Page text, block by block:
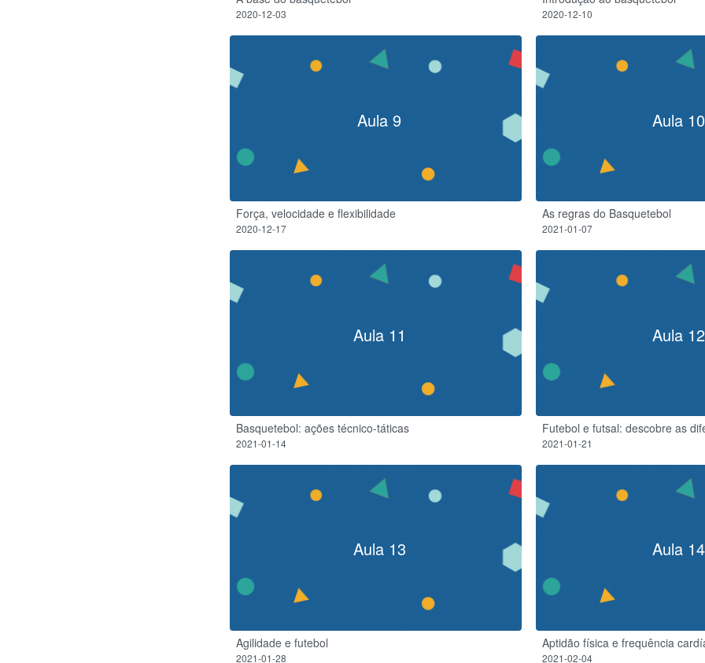
2020-12-03 2020-12-10
Aula 9
Força, velocidade e flexibilidade
2020-12-17
Aula 10
As regras do Basquetebol
2021-01-07
Aula 11
Basquetebol: ações técnico-táticas
2021-01-14
Aula 12
Futebol e futsal: descobre as
2021-01-21
Aula 13
Agilidade e futebol
2021-01-28
Aula 14
Aptidão física e frequência
2021-02-04